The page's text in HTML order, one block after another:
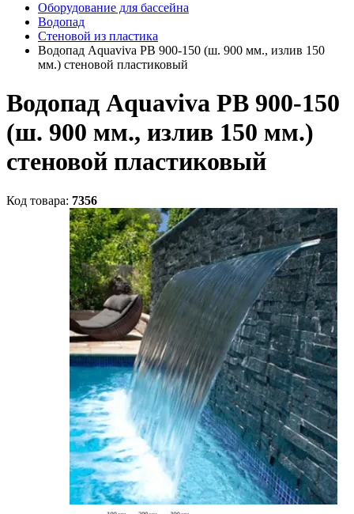
Оборудование для бассейна
Водопад
Стеновой из пластика
Водопад Aquaviva PB 900-150 (ш. 900 мм., излив 150
мм.) стеновой пластиковый
Водопад Aquaviva PB 900-150
(ш. 900 мм., излив 150 мм.)
стеновой пластиковый
Код товара: 7356